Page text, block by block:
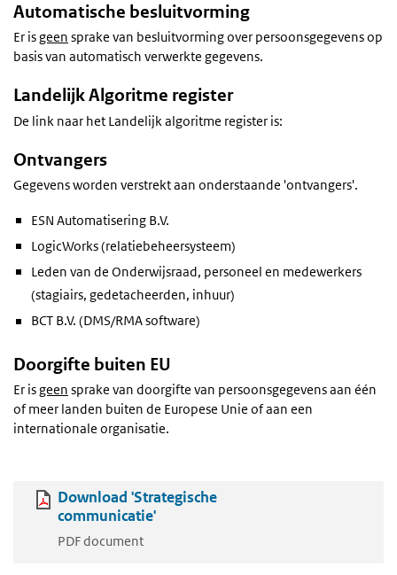
Automatische besluitvorming
Er isgeen sprake van besluitvorming over persoonsgegevens op
basis van automatisch verwerkte gegevens.
Landelijk Algoritme register
De link naar het Landelijk algoritme register is:
Ontvangers
Gegevens worden verstrekt aan onderstaande 'ontvangers'.
ESN Automatisering B.V.
LogicWorks (relatiebeheersysteem)
Leden van de Onderwijsraad, personeel en medewerkers
(stagiairs, gedetacheerden, inhuur)
BCT B.V. (DMS/RMA software)
Doorgifte buiten EU
Er isgeen sprake van doorgifte van persoonsgegevens aan één
of meer landen buiten de Europese Unie of aan een
internationale organisatie.
Download 'Strategische
communicatie'
PDF document